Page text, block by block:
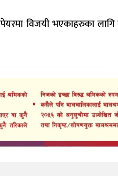
विजयी भएकाहरुका